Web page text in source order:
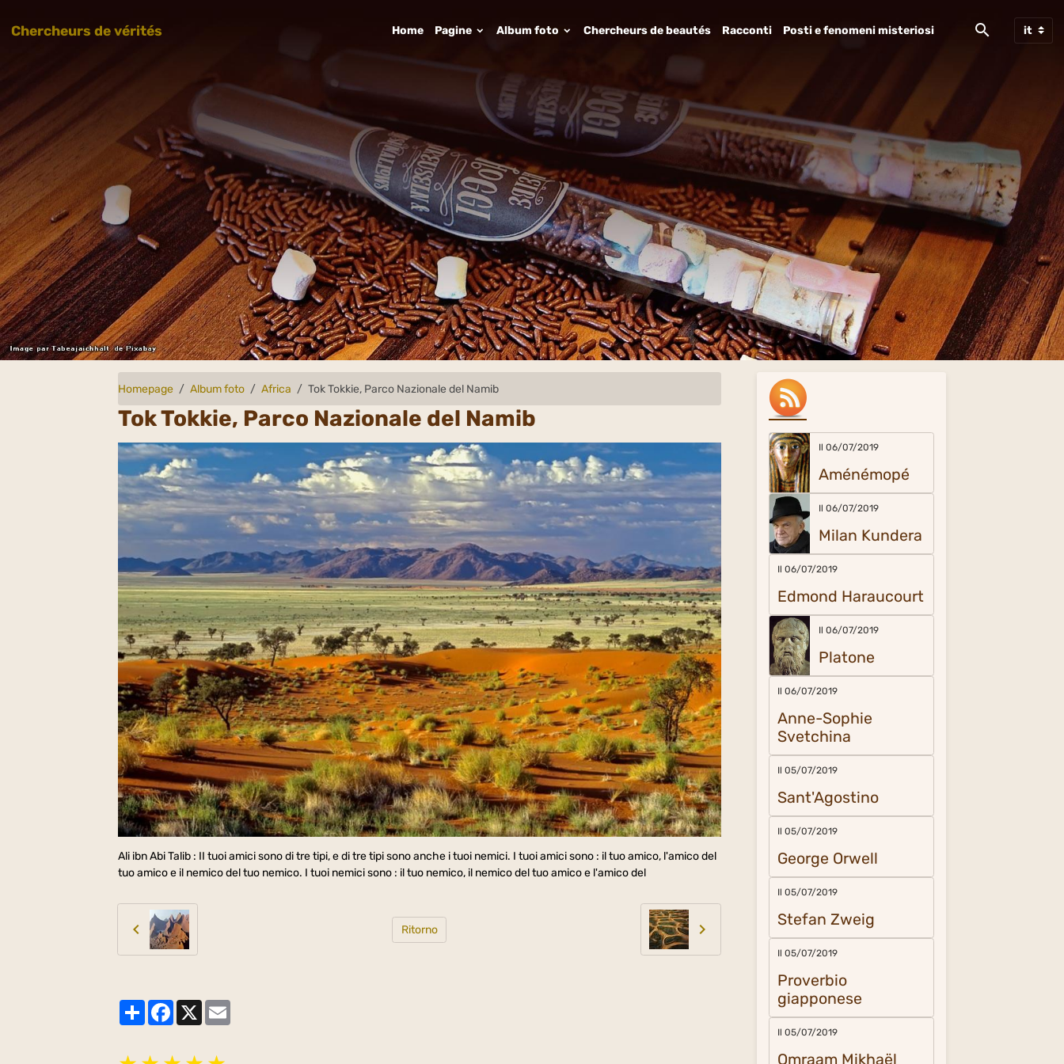
Chercheurs de vérités Home Pagine Album foto Chercheurs de beautés Racconti Posti e fenomeni misteriosi
Homepage Album foto Africa Tok Tokkie, Parco Nazionale del Namib
Tok Tokkie, Parco Nazionale del Namib
Ali ibn Abi Talib : II tuoi amici sono di tre tipi, e di tre tipi sono anche i tuoi nemici. I tuoi amici sono : il tuo amico, l'amico del
tuo amico e il nemico del tuo nemico. I tuoi nemici sono : il tuo nemico, il nemico del tuo amico e l'amico del
Ritorno
PartagerFacebook
X
Il 06/07/2019
Aménémopé
Il 06/07/2019
Milan Kundera
Il 06/07/2019
Edmond Haraucourt
Il 06/07/2019
Platone
Il 06/07/2019
Anne-Sophie
Svetchina
Il 05/07/2019
Sant'Agostino
Il 05/07/2019
George Orwell
Il 05/07/2019
Stefan Zweig
Il 05/07/2019
Proverbio
giapponese
Il 05/07/2019
Omraam Mikhaël